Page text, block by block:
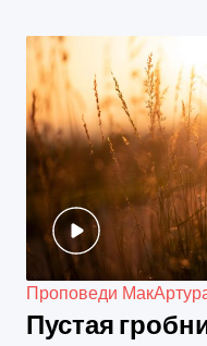
Проповеди
Пустая